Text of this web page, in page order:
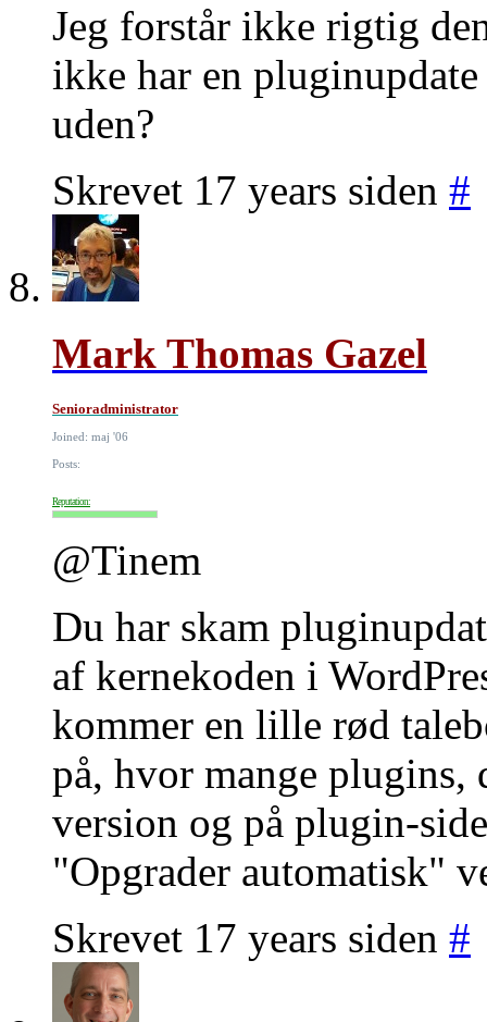
Jeg forstår ikke rigtig
ikke har en
uden?
Skrevet 17 years siden #
Mark Thomas Gazel
Senioradministrator
Joined: maj '06
Posts:
Reputation:
@Tinem
Du har skam
af kernekoden i
kommer en lille rød
på, hvor mange plugins,
version og på plugin-
"Opgrader automatisk"
Skrevet 17 years siden #